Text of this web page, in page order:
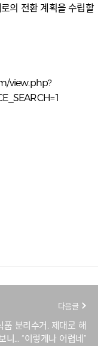
의 전환 계획을 수립할
view.php?
다음글
품 분리수거, 제대로 해
니… “이렇게나 어렵네”